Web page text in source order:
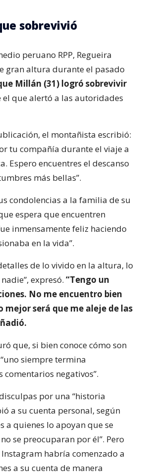
sobrevivió
peruano RPP, Regueira
gran altura durante el pasado
Millán (31) logró sobrevivir
el que alertó a las autoridades
el montañista escribió:
tu compañía durante el viaje a
Espero encuentres el descanso
más bellas”.
condolencias a la familia de su
espera que encuentren
inmensamente feliz haciendo
en la vida”.
de lo vivido en la altura, lo
expresó. “Tengo un
No me encuentro bien
será que me aleje de las
que, si bien conoce cómo son
siempre termina
comentarios negativos”.
por una “historia
a su cuenta personal, según
a quienes lo apoyan que se
se preocuparan por él”. Pero
habría comenzado a
a su cuenta de manera